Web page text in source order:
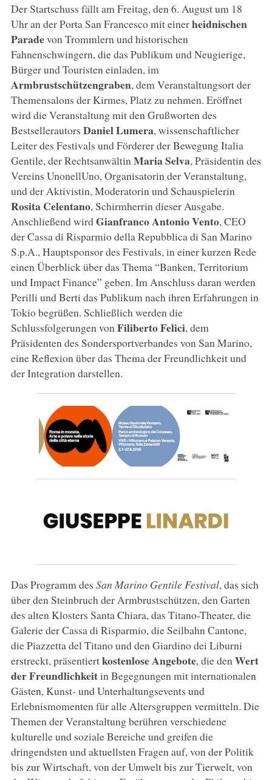
Der Startschuss fällt am Freitag, den 6. August um 18
Uhr an der Porta San Francesco mit einerheidnischen
Paradevon Trommlern und historischen
Fahnenschwingern, die das Publikum und Neugierige,
Bürger und Touristen einladen, im
Armbrustschützengraben, dem Veranstaltungsort der
Themensalons der Kirmes, Platz zu nehmen. Eröffnet
wird die Veranstaltung mit den Grußworten des
Bestsellerautors Daniel Lumera, wissenschaftlicher
Leiter des Festivals und Förderer der Bewegung Italia
Gentile, der Rechtsanwältin Maria Selva, Präsidentin des
Vereins UnonellUno, Organisatorin der Veranstaltung,
und der Aktivistin, Moderatorin und Schauspielerin
Rosita Celentano, Schirmherrin dieser Ausgabe.
Anschließend wirdGianfranco Antonio Vento, CEO
der Cassa di Risparmio della Repubblica di San Marino
S.p.A., Hauptsponsor des Festivals, in einer kurzen Rede
einen Überblick über das Thema “Banken, Territorium
und Impact Finance” geben. Im Anschluss daran werden
Perilli und Berti das Publikum nach ihren Erfahrungen in
Tokio begrüßen. Schließlich werden die
Schlussfolgerungen von Filiberto Felici, dem
Präsidenten des Sondersportverbandes von San Marino,
eine Reflexion über das Thema der Freundlichkeit und
der Integration darstellen.
Das Programm des San Marino Gentile Festival, das sich
über den Steinbruch der Armbrustschützen, den Garten
des alten Klosters Santa Chiara, das Titano-Theater, die
Galerie der Cassa di Risparmio, die Seilbahn Cantone,
die Piazzetta del Titano und den Giardino dei Liburni
erstreckt, präsentiertkostenlose Angebote, die den Wert
der Freundlichkeitin Begegnungen mit internationalen
Gästen, Kunst- und Unterhaltungsevents und
Erlebnismomenten für alle Altersgruppen vermitteln. Die
Themen der Veranstaltung berühren verschiedene
kulturelle und soziale Bereiche und greifen die
dringendsten und aktuellsten Fragen auf, von der Politik
bis zur Wirtschaft, von der Umwelt bis zur Tierwelt, von